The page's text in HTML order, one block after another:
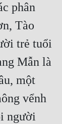
phân
Tào
trẻ tuổi
Mẫn là
một
vểnh
người